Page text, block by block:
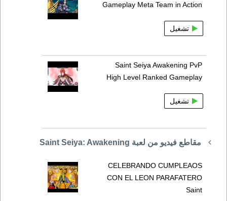
Gameplay Meta Team in Action
تشغيل
Saint Seiya Awakening PvP
High Level Ranked Gameplay
تشغيل
مقاطع فيديو من لعبة Saint Seiya: Awakening
CELEBRANDO CUMPLEAOS
CON EL LEON PARAFATERO
Saint